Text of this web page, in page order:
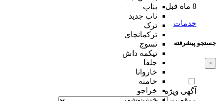
بناب
ناب جدید
ترک
ترکمانچای
تسوج
تیکمه داش
جلفا
خاروانا
خامنه
خراجو
8 ماه قبل
خدمات
جستجو پیشرفته
×
آگهی ویژه